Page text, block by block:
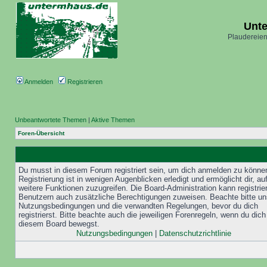
Anmelden Registrieren
Unbeantwortete Themen | Aktive Themen
Foren-Übersicht
Du musst in diesem Forum registriert sein, um dich anmelden zu
Registrierung ist in wenigen Augenblicken erledigt und ermöglicht dir, auf
weitere Funktionen zuzugreifen. Die Board-Administration kann
Benutzern auch zusätzliche Berechtigungen zuweisen. Beachte bitte
Nutzungsbedingungen und die verwandten Regelungen, bevor du dich
registrierst. Bitte beachte auch die jeweiligen Forenregeln, wenn du
diesem Board bewegst.
Nutzungsbedingungen| Datenschutzrichtlinie